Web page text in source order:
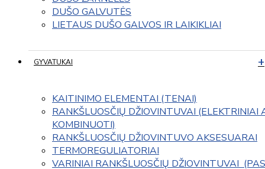
DUŠO GALVUTĖS
LIETAUS DUŠO GALVOS IR LAIKIKLIAI
GYVATUKAI
KAITINIMO ELEMENTAI (TENAI)
RANKŠLUOSČIŲ DŽIOVINTUVAI (ELEKTRINIAI
KOMBINUOTI)
RANKŠLUOSČIŲ DŽIOVINTUVO AKSESUARAI
TERMOREGULIATORIAI
VARINIAI RANKŠLUOSČIŲ DŽIOVINTUVAI